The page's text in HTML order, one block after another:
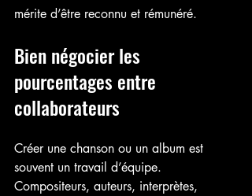
mérite d’être reconnu et rémunéré.
Bien négocier les
pourcentages entre
collaborateurs
Créer une chanson ou un album est
souvent un travail d’équipe.
Compositeurs, auteurs, interprètes,